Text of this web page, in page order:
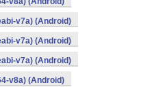
v7a) (Android)
v7a) (Android)
v7a) (Android)
v8a) (Android)